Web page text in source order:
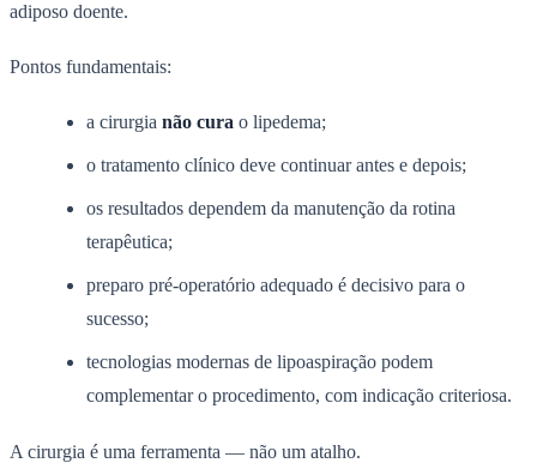
adiposo doente.
Pontos fundamentais:
a cirurgia não cura o lipedema;
o tratamento clínico deve continuar antes e depois;
os resultados dependem da manutenção da rotina
terapêutica;
preparo pré-operatório adequado é decisivo para o
sucesso;
tecnologias modernas de lipoaspiração podem
complementar o procedimento, com indicação criteriosa.
A cirurgia é uma ferramenta — não um atalho.